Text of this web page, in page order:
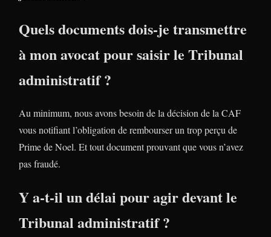
Quels documents dois-je transmettre
à mon avocat pour saisir le Tribunal
administratif ?
Au minimum, nous avons besoin de la décision de la CAF
vous notifiant l’obligation de rembourser un trop perçu de
Prime de Noel. Et tout document prouvant que vous n’avez
pas fraudé.
Y a-t-il un délai pour agir devant le
Tribunal administratif ?